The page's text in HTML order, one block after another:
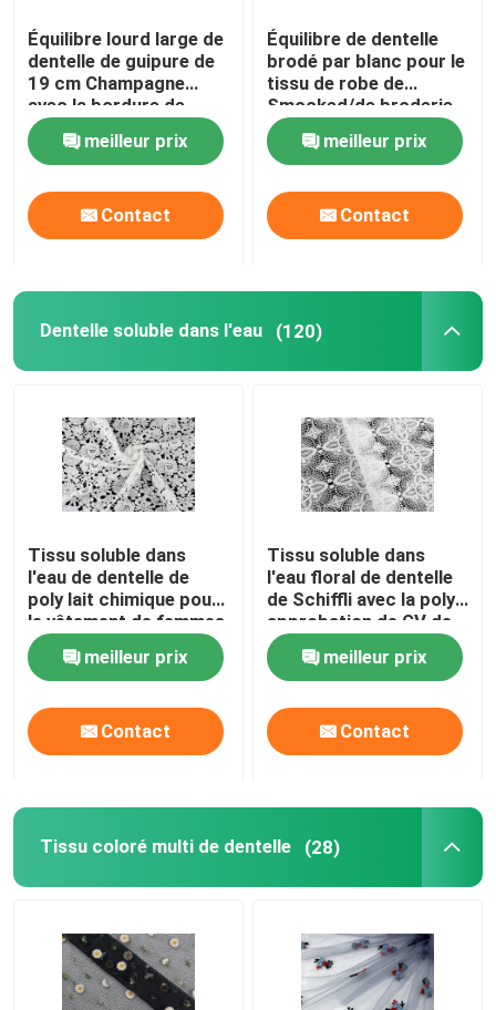
tissu de mort de dentelle
Corde élastique d'Earloop
Équilibre lourd large de
dentelle de guipure de
19 cm Champagne
avec la bordure de
feston/dentelle
africaine de corde
meilleur prix
Contact
Équilibre de dentelle
brodé par blanc pour le
tissu de robe de
Smocked/de broderie
ruban de dentelle
meilleur prix
Contact
Dentelle soluble dans l'eau (120)
Tissu soluble dans
l'eau de dentelle de
poly lait chimique pour
le vêtement de femmes
meilleur prix
Contact
Tissu soluble dans
l'eau floral de dentelle
de Schiffli avec la poly
approbation de GV de
fibre de lait
meilleur prix
Contact
Tissu coloré multi de dentelle (28)